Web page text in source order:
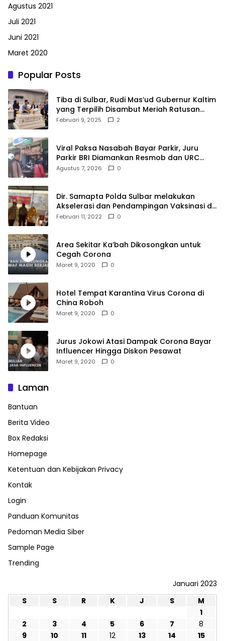
Agustus 2021
Juli 2021
Juni 2021
Maret 2020
Popular Posts
Tiba di Sulbar, Rudi Mas’ud Gubernur Kaltim
yang Terpilih Disambut Meriah Ratusan
Masyarakat
Februari 9, 2025 2
Viral Paksa Nasabah Bayar Parkir, Juru
Parkir BRI Diamankan Resmob dan URC
Polresta Mamuju
Agustus 7, 2026 0
Dir. Samapta Polda Sulbar melakukan
Akselerasi dan Pendampingan Vaksinasi di
SDN 001 Polewali
Februari 11, 2022 0
Area Sekitar Ka’bah Dikosongkan untuk
Cegah Corona
Maret 9, 2020 0
Hotel Tempat Karantina Virus Corona di
China Roboh
Maret 9, 2020 0
Jurus Jokowi Atasi Dampak Corona Bayar
Influencer Hingga Diskon Pesawat
Maret 9, 2020 0
Laman
Bantuan
Berita Video
Box Redaksi
Homepage
Ketentuan dan Kebijakan Privacy
Kontak
Login
Panduan Komunitas
Pedoman Media Siber
Sample Page
Trending
Januari 2023
S
S R K J S
M
1
2
3 4 5 6 7
8
9
10 11 12 13 14
15